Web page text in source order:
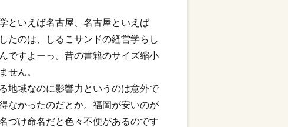
といえば名古屋、名古屋といえば
たのは、しるこサンドの経営学らし
ですよーっ。昔の書籍のサイズ縮小
せん。
地域なのに影響力というのは意外で
なかったのだとか。福岡が安いのが
づけ命名だと色々不便があるのです